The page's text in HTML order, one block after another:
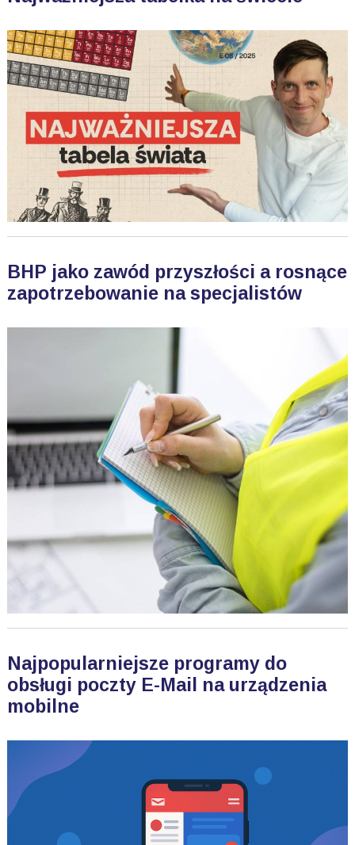
BHP jako zawód przyszłości a rosnące
zapotrzebowanie na specjalistów
Najpopularniejsze programy do
obsługi poczty E-Mail na urządzenia
mobilne